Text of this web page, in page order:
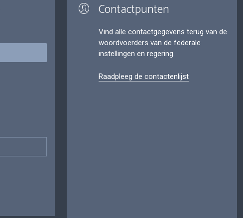
Contactpunten
Vind alle contactgegevens terug van de
woordvoerders van de federale
instellingen en regering.
Raadpleeg de contactenlijst